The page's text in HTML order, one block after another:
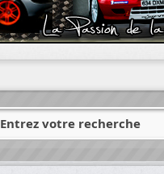
Entrez votre recherche